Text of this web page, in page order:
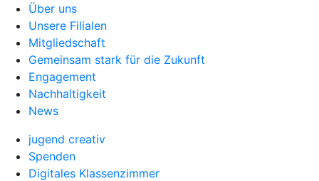
Über uns
Unsere Filialen
Mitgliedschaft
Gemeinsam stark für die Zukunft
Engagement
Nachhaltigkeit
News
jugend creativ
Spenden
Digitales Klassenzimmer